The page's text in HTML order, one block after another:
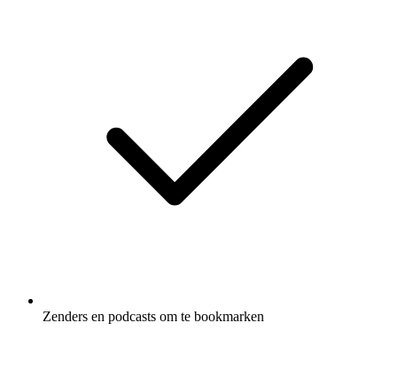
Zenders en podcasts om te bookmarken